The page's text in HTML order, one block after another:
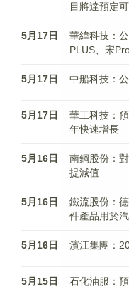
目將達預定
5月17日
華緯科技：
PLUS、宋
5月17日 中船科技：
5月17日
華工科技：
年快速增長
5月16日
南鋼股份：
提減值
5月16日
鐵流股份：
件產品用於
5月16日 濱江集團：
5月15日
石化油服：